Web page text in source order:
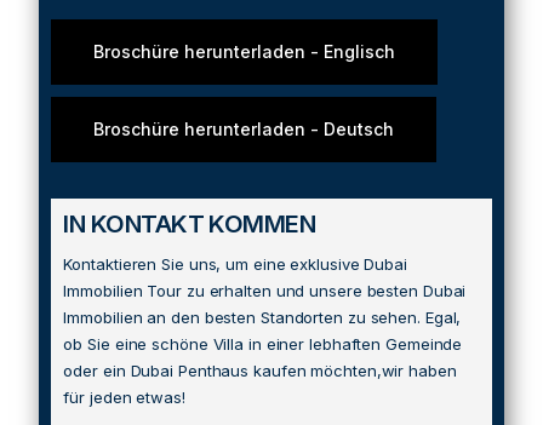
Broschüre herunterladen - Englisch
Broschüre herunterladen - Deutsch
IN KONTAKT KOMMEN
Kontaktieren Sie uns, um eine exklusive Dubai
Immobilien Tour zu erhalten und unsere besten Dubai
Immobilien an den besten Standorten zu sehen. Egal,
ob Sie eine schöne Villa in einer lebhaften Gemeinde
oder ein Dubai Penthaus kaufen möchten,wir haben
für jeden etwas!